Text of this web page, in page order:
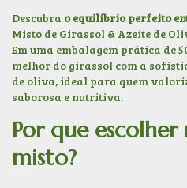
Descubra o equilíbrio perfeito
Misto de Girassol & Azeite de
Em uma embalagem prática de
melhor do girassol com a
de oliva, ideal para quem
saborosa e nutritiva.
Por que escolher
misto?